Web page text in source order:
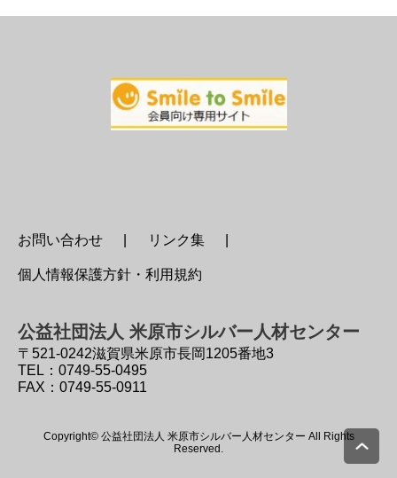
お問い合わせ リンク集
個人情報保護方針・利用規約
公益社団法人 米原市シルバー人材センター
〒521-0242滋賀県米原市長岡1205番地3
TEL：0749-55-0495
FAX：0749-55-0911
Copyright© 公益社団法人 米原市シルバー人材センター All Rights
Reserved.